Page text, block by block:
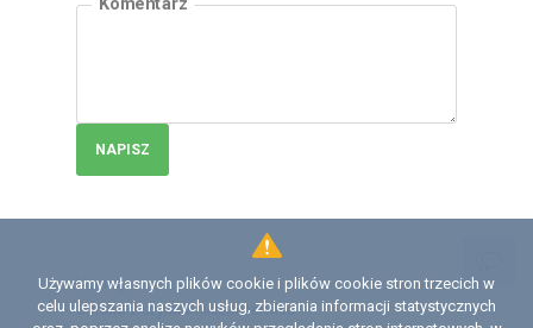
NAPISZ
Używamy własnych plików cookie i plików cookie stron trzecich w
celu ulepszania naszych usług, zbierania informacji statystycznych
Licencja
Umowa z użytkownikiem serwisu